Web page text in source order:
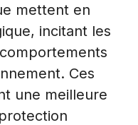
mettent en
incitant les
Ces
une meilleure